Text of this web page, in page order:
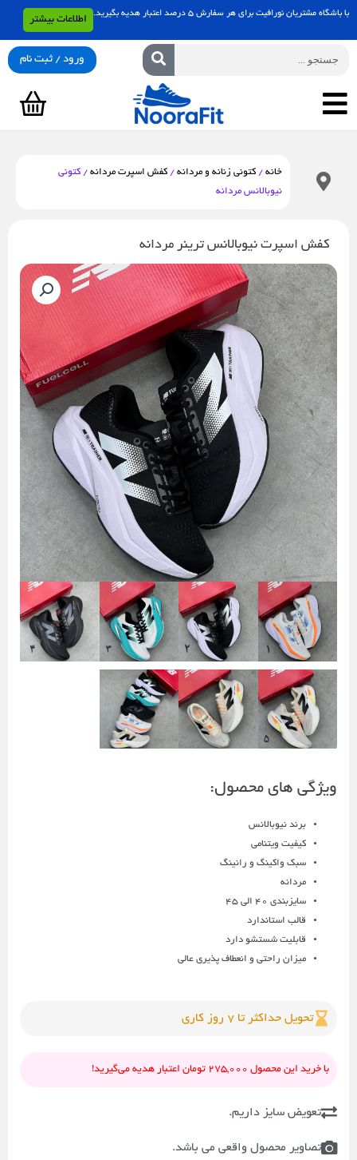
پرش
با باشگاه مشتریان نورافیت برای هر سفارش 5 درصد اعتبار هدیه بگیرید.
اطلاعات بیشتر
ورود / ثبت نام
سبد
خانه /کتونی زنانه و مردانه /کفش اسپرت مردانه / کتونی
نیوبالانس مردانه
کفش اسپرت نیوبالانس ترینر مردانه
ویژگی های محصول:
برند نیوبالانس
کیفیت ویتنامی
سبک واکینگ و رانینگ
مردانه
سایزبندی 40 الی 45
قالب استاندارد
قابلیت شستشو دارد
میزان راحتی و انعطاف پذیری عالی
تحویل حداکثر تا 7 روز کاری
با خرید این محصول 275,000 تومان اعتبار هدیه می‌گیرید!
تعویض سایز داریم.
تصاویر محصول واقعی می باشد.